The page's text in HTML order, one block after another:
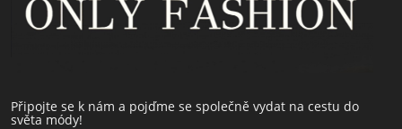
Připojte se k nám a pojďme se společně vydat na cestu do
světa módy!